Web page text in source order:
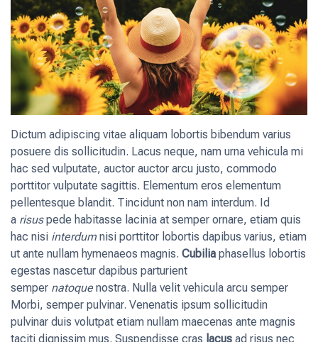
Dictum adipiscing vitae aliquam lobortis bibendum varius
posuere dis sollicitudin. Lacus neque, nam urna vehicula mi
hac sed vulputate, auctor auctor arcu justo, commodo
porttitor vulputate sagittis. Elementum eros elementum
pellentesque blandit. Tincidunt non nam interdum. Id
a risuspede habitasse lacinia at semper ornare, etiam quis
hac nisi interdumnisi porttitor lobortis dapibus varius, etiam
ut ante nullam hymenaeos magnis. Cubilia phasellus lobortis
egestas nascetur dapibus parturient
semper natoquenostra. Nulla velit vehicula arcu semper
Morbi, semper pulvinar. Venenatis ipsum sollicitudin
pulvinar duis volutpat etiam nullam maecenas ante magnis
taciti dignissim mus. Suspendisse cras lacus ad risus nec